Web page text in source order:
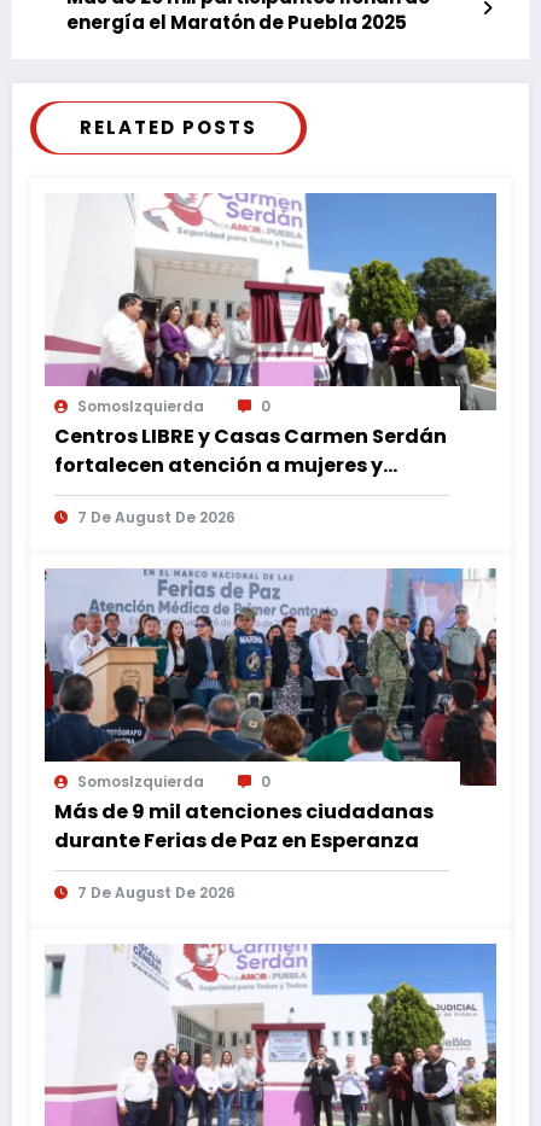
energía el Maratón de Puebla 2025
RELATED POSTS
SomosIzquierda 0
Centros LIBRE y Casas Carmen Serdán
fortalecen atención a mujeres y
reducen feminicidio en Puebla
7 De August De 2026
SomosIzquierda 0
Más de 9 mil atenciones ciudadanas
durante Ferias de Paz en Esperanza
7 De August De 2026